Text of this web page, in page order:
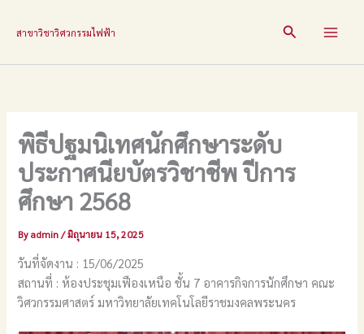
สาขาวิชาวิศวกรรมไฟฟ้า Search
พิธีปฐมนิเทศนักศึกษาระดับ
ประกาศนียบัตรวิชาชีพ ปีการ
ศึกษา 2568
Byadmin/มิถุนายน 15, 2025
วันที่จัดงาน : 15/06/2025
สถานที่ : ห้องประชุมเฟืองเหนือ ชั้น 7 อาคารกิจการนักศึกษา คณะ
วิศวกรรมศาสตร์ มหาวิทยาลัยเทคโนโลยีราชมงคลพระนคร